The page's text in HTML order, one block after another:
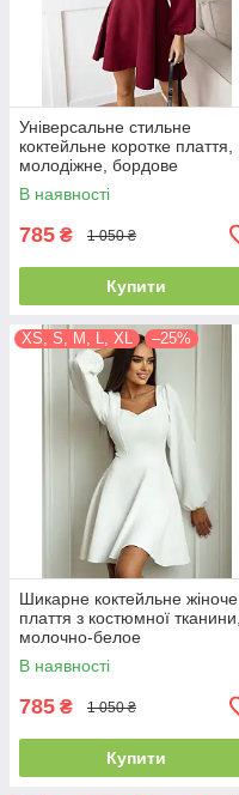
Універсальне стильне
коктейльне коротке плаття,
молодіжне, бордове
В наявності
785 ₴ 1 050 ₴
Купити
XS, S, M, L, XL –25%
Шикарне коктейльне жіноче
плаття з костюмної тканини,
молочно-белое
В наявності
785 ₴ 1 050 ₴
Купити